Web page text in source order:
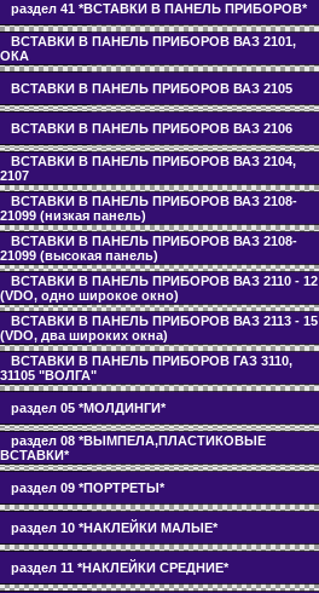
раздел 41 *ВСТАВКИ В ПАНЕЛЬ ПРИБОРОВ*
ВСТАВКИ В ПАНЕЛЬ ПРИБОРОВ ВАЗ 2101,
ОКА
ВСТАВКИ В ПАНЕЛЬ ПРИБОРОВ ВАЗ 2105
ВСТАВКИ В ПАНЕЛЬ ПРИБОРОВ ВАЗ 2106
ВСТАВКИ В ПАНЕЛЬ ПРИБОРОВ ВАЗ 2104,
2107
ВСТАВКИ В ПАНЕЛЬ ПРИБОРОВ ВАЗ 2108-
21099 (низкая панель)
ВСТАВКИ В ПАНЕЛЬ ПРИБОРОВ ВАЗ 2108-
21099 (высокая панель)
ВСТАВКИ В ПАНЕЛЬ ПРИБОРОВ ВАЗ 2110 - 12
(VDO, одно широкое окно)
ВСТАВКИ В ПАНЕЛЬ ПРИБОРОВ ВАЗ 2113 - 15
(VDO, два широких окна)
ВСТАВКИ В ПАНЕЛЬ ПРИБОРОВ ГАЗ 3110,
31105 "ВОЛГА"
раздел 05 *МОЛДИНГИ*
раздел 08 *ВЫМПЕЛА,ПЛАСТИКОВЫЕ
ВСТАВКИ*
раздел 09 *ПОРТРЕТЫ*
раздел 10 *НАКЛЕЙКИ МАЛЫЕ*
раздел 11 *НАКЛЕЙКИ СРЕДНИЕ*